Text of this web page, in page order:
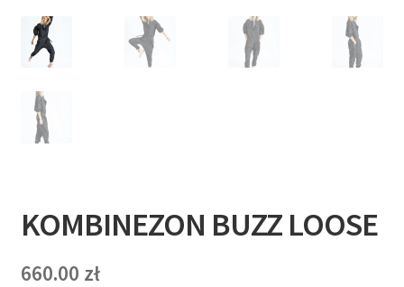
W
Y
KOMBINEZON BUZZ LOOSE
660.00 zł